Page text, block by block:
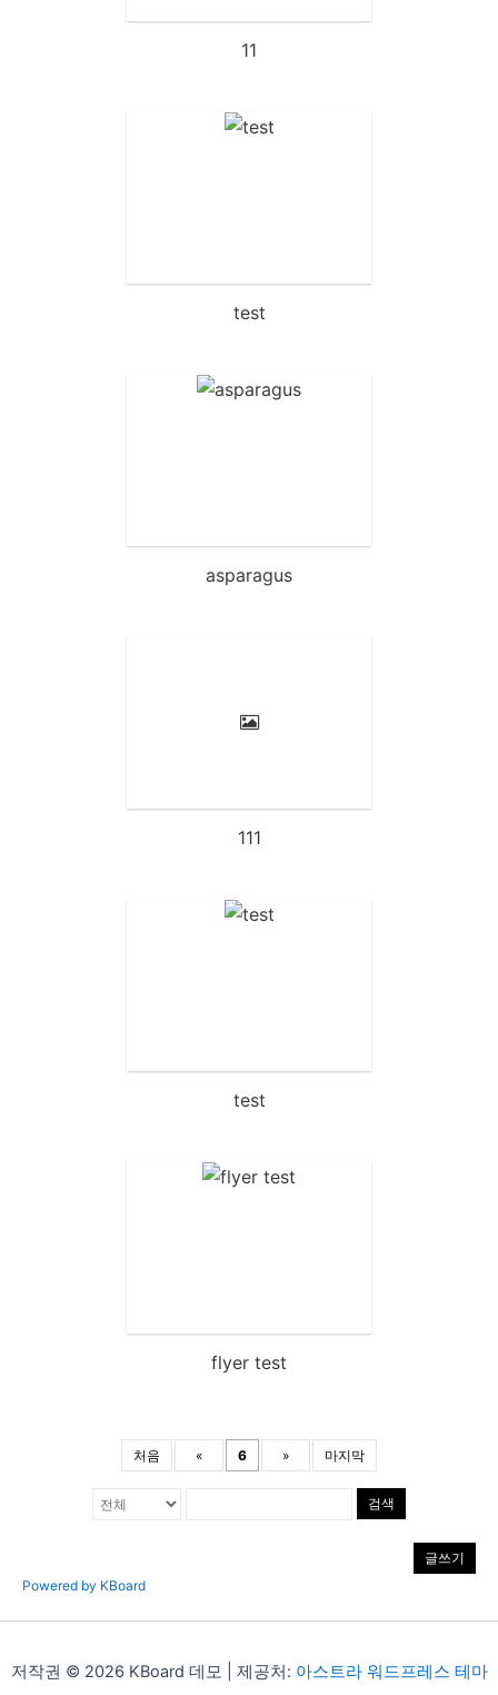
11
test
asparagus
111
test
flyer test
처음 « 6 » 마지막
검색
글쓰기
Powered by KBoard
저작권 © 2026 KBoard 데모 | 제공처: 아스트라 워드프레스 테마